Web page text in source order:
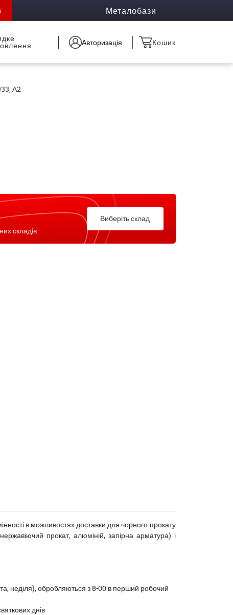
Металобази
Авторизація Кошик
А2
складів
Виберіть склад
в можливостях доставки для чорного прокату
прокат, алюміній, запірна арматура) і
неділя), обробляються з 8-00 в перший робочий
днів